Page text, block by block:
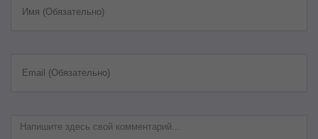
Имя (Обязательно)
Email (Обязательно)